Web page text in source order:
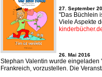
27. September
"Das Büchlein
Viele Aspekte
26. Mai 2016
Stephan Valentin wurde eingeladen
Frankreich, vorzustellen. Die